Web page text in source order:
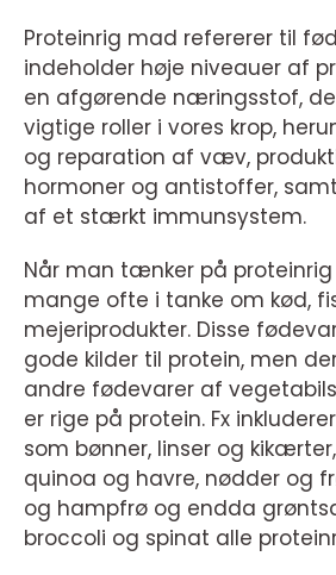
Proteinrig mad refererer til
indeholder høje niveauer af
en afgørende næringsstof,
vigtige roller i vores krop,
og reparation af væv,
hormoner og antistoffer,
af et stærkt immunsystem.
Når man tænker på
mange ofte i tanke om kød,
mejeriprodukter. Disse
gode kilder til protein, men
andre fødevarer af
er rige på protein. Fx
som bønner, linser og
quinoa og havre, nødder og
og hampfrø og endda
broccoli og spinat alle